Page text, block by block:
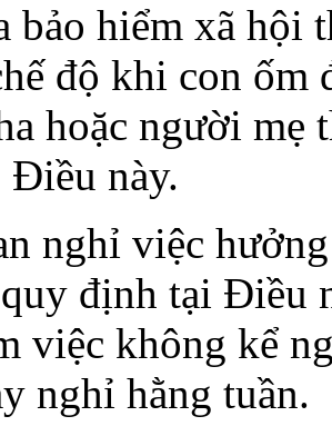
bảo hiểm xã hội
độ khi con ốm
hoặc người mẹ
Điều này.
nghỉ việc
định tại Điều
việc không kể
nghỉ hằng tuần.